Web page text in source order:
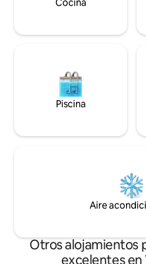
Cocina
Piscina
Aire
Otros alojamientos
excelentes en